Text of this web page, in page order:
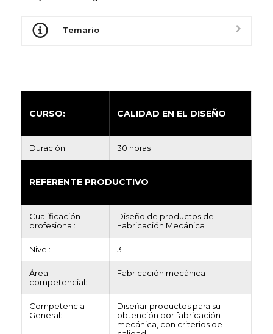
Temario
CURSO: CALIDAD EN EL DISEÑO
Duración: 30 horas
REFERENTE PRODUCTIVO
Cualificación
profesional:
Diseño de productos de
Fabricación Mecánica
Nivel: 3
Área
competencial:
Fabricación mecánica
Competencia
General:
Diseñar productos para su
obtención por fabricación
mecánica, con criterios de